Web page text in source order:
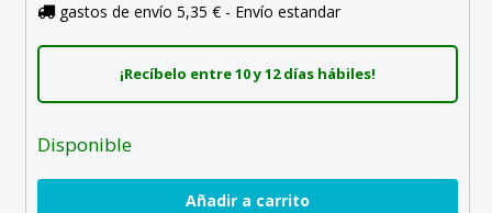
gastos de envío 5,35 € - Envío estandar
¡Recíbelo entre 10 y 12 días hábiles!
Disponible